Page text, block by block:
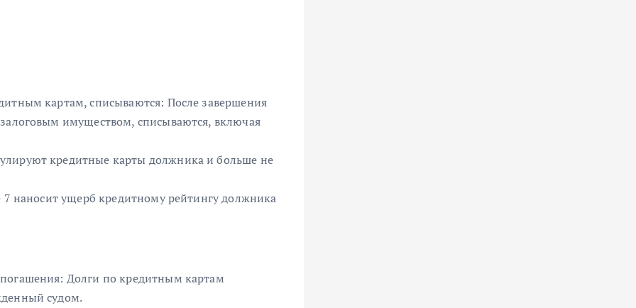
картам, списываются: После завершения
имуществом, списываются, включая
кредитные карты должника и больше не
7 наносит ущерб кредитному рейтингу должника
Долги по кредитным картам
судом.